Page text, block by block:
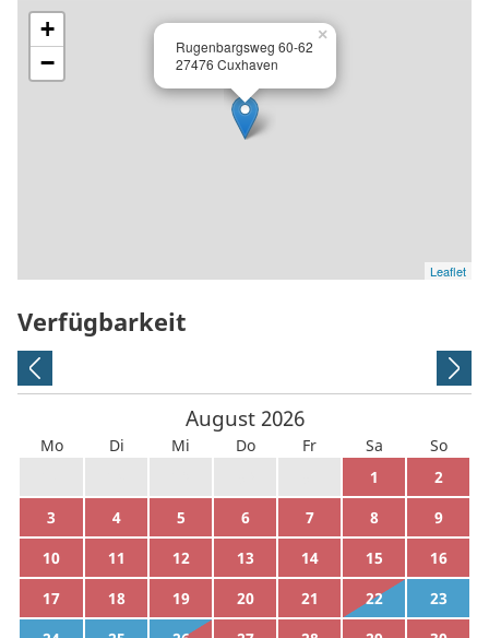
Rugenbargsweg 60-62
27476 Cuxhaven
×
+
−
Leaflet
Verfügbarkeit
August 2026
Mo Di Mi Do Fr Sa
So
1
2
3
4 5 6 7 8
9
10
11 12 13 14 15
16
17
18 19 20 21 22
23